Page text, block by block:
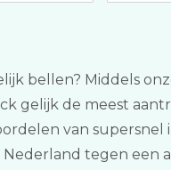
bellen? Middels
gelijk de meest
van
tegen een